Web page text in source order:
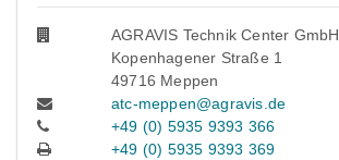
AGRAVIS Technik Center GmbH
Kopenhagener Straße 1
49716 Meppen
atc-meppen@agravis.de
+49 (0) 5935 9393 366
+49 (0) 5935 9393 369